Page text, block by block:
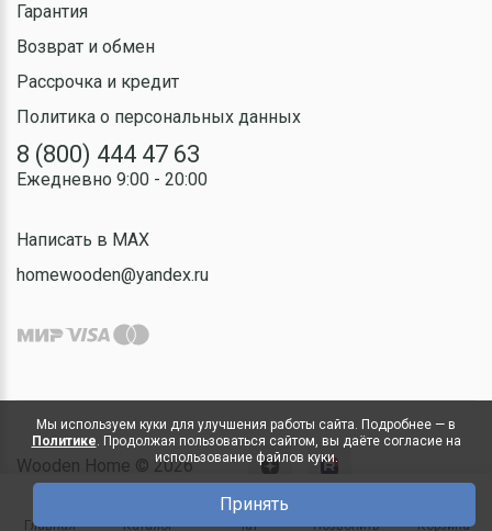
Гарантия
Возврат и обмен
Рассрочка и кредит
Политика о персональных данных
8 (800) 444 47 63
Ежедневно 9:00 - 20:00
Написать в MAX
homewooden@yandex.ru
Wooden Home © 2026
Мы используем куки для улучшения работы сайта. Подробнее — в
Политике. Продолжая пользоваться сайтом, вы даёте согласие на
использование файлов куки.
Принять
Главная Каталог Чат Позвонить Корзина